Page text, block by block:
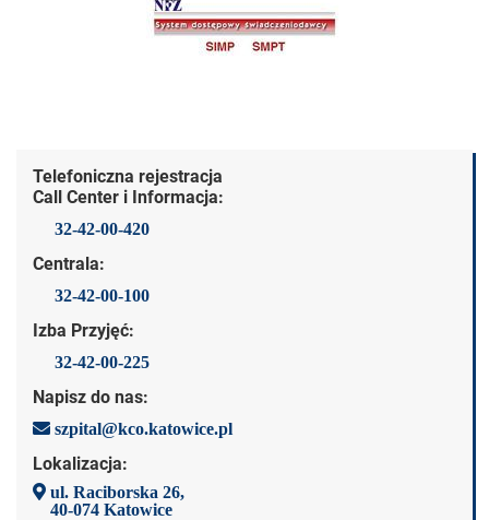
Dane kontaktowe
Telefoniczna rejestracja
Call Center i Informacja:
32-42-00-420
Centrala:
32-42-00-100
Izba Przyjęć:
32-42-00-225
Napisz do nas:
szpital@kco.katowice.pl
Lokalizacja:
ul. Raciborska 26,
40-074 Katowice